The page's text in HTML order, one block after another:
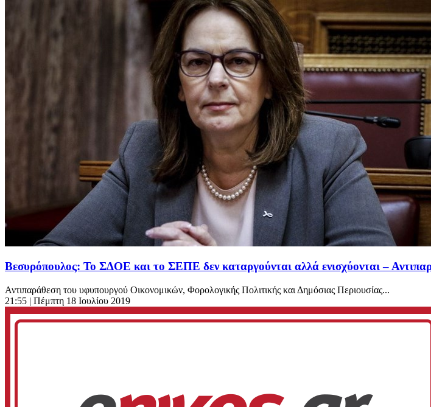
Βεσυρόπουλος: Το ΣΔΟΕ και το ΣΕΠΕ δεν καταργούνται αλλά ενισχύονται –
Αντιπαράθεση του υφυπουργού Οικονομικών, Φορολογικής Πολιτικής και Δημόσιας Περιουσίας...
21:55 | Πέμπτη 18 Ιουλίου 2019